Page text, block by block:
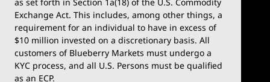
Exchange Act. This includes, among other things, a
requirement for an individual to have in excess of
$10 million invested on a discretionary basis. All
customers of Blueberry Markets must undergo a
KYC process, and all U.S. Persons must be qualified
as an ECP.
入金 & 出金
交易条件
TradingView
Blueberry X
WebTrader
加密货币 CFD
大宗商品 & 贵金属 CFD
指数 CFD